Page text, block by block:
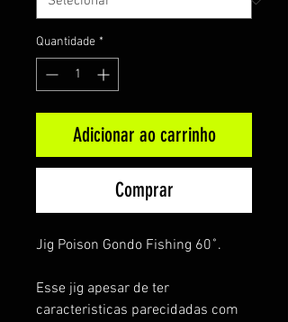
Quantidade *
Adicionar ao carrinho
Comprar
Jig Poison Gondo Fishing 60˚.
Esse jig apesar de ter
caracteristicas parecidadas com